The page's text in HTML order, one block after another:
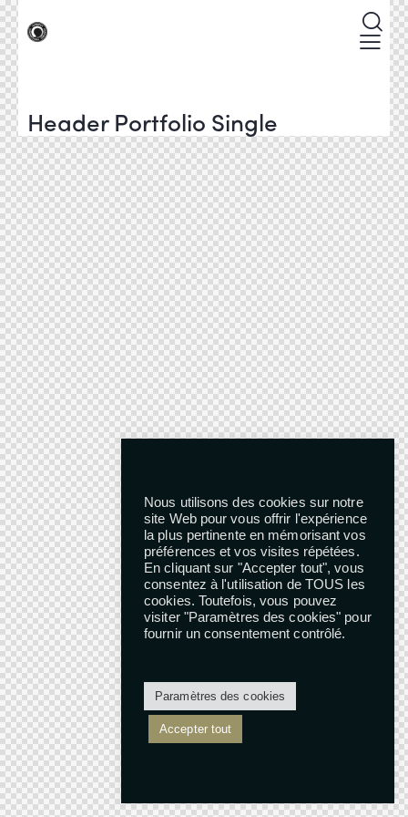
Header Portfolio Single
Nous utilisons des cookies sur notre
site Web pour vous offrir l'expérience
la plus pertinente en mémorisant vos
préférences et vos visites répétées.
En cliquant sur "Accepter tout", vous
consentez à l'utilisation de TOUS les
cookies. Toutefois, vous pouvez
visiter "Paramètres des cookies" pour
fournir un consentement contrôlé.
Paramètres des cookies
Accepter tout